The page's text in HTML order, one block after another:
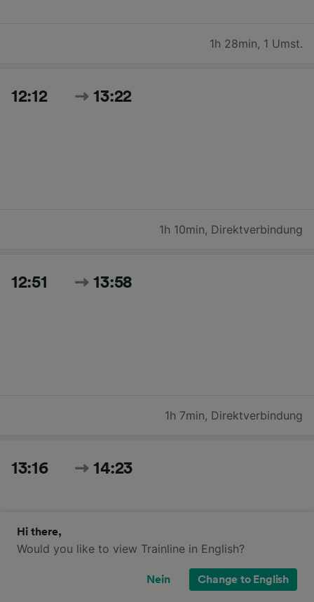
1h 28min, 1 Umst.
12:12 13:22
1h 10min, Direktverbindung
12:51 13:58
1h 7min, Direktverbindung
13:16 14:23
Hi there,
Would you like to view Trainline in English?
Nein Change to English